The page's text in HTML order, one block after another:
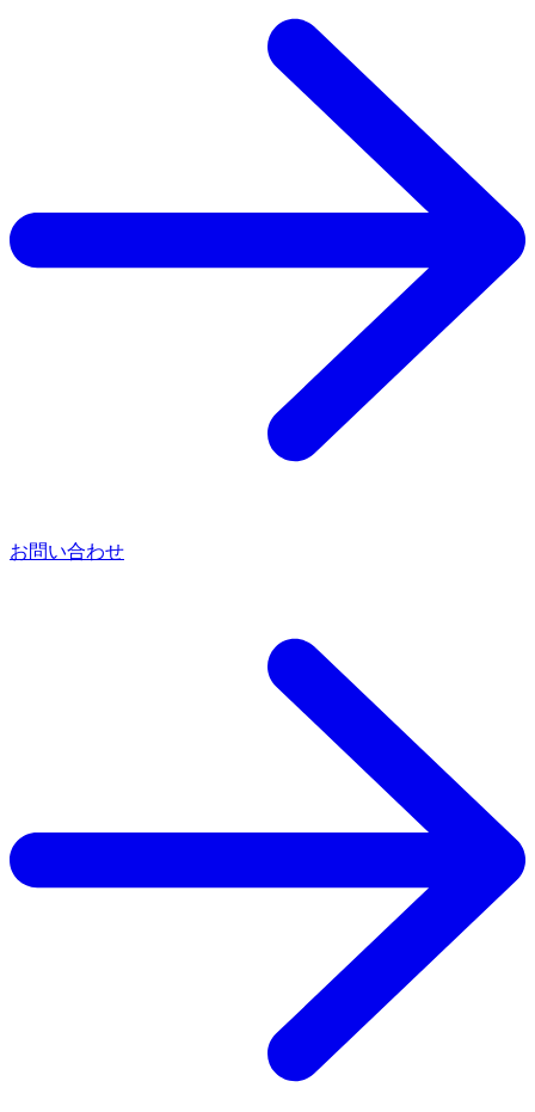
お問い合わせ